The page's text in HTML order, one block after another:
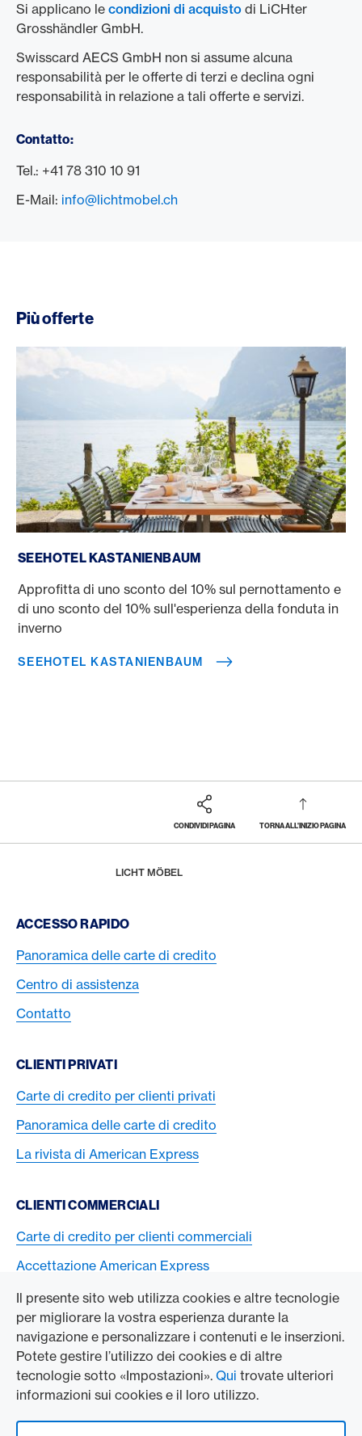
Il presente sito web utilizza cookies e altre tecnologie
per migliorare la vostra esperienza durante la
navigazione e personalizzare i contenuti e le inserzioni.
Potete gestire l’utilizzo dei cookies e di altre
tecnologie sotto «Impostazioni». Qui trovate ulteriori
informazioni sui cookies e il loro utilizzo.
Si applicano le condizioni di acquisto di LiCHter
Grosshändler GmbH.
Swisscard AECS GmbH non si assume alcuna
responsabilità per le offerte di terzi e declina ogni
responsabilità in relazione a tali offerte e servizi.
Contatto:
Tel.: +41 78 310 10 91
E-Mail: info@lichtmobel.ch
Più offerte
SEEHOTEL KASTANIENBAUM
Approfitta di uno sconto del 10% sul pernottamento e
di uno sconto del 10% sull'esperienza della fonduta in
inverno
SEEHOTEL KASTANIENBAUM
CONDIVIDI PAGINA TORNA ALL'INIZIO PAGINA
Footer
LICHT MÖBEL
Footer Navigation
ACCESSO RAPIDO
Panoramica delle carte di credito
Centro di assistenza
Contatto
CLIENTI PRIVATI
Carte di credito per clienti privati
Panoramica delle carte di credito
La rivista di American Express
CLIENTI COMMERCIALI
Carte di credito per clienti commerciali
Accettazione American Express
L’AZIENDA
Swisscard AECS GmbH
American Express Globale
Contact & Social channels